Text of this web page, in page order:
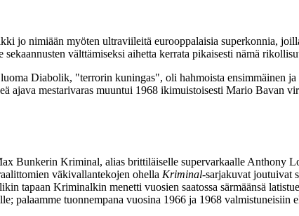
nimiään myöten ultraviileitä eurooppalaisia superkonnia,
välttämiseksi aihetta kerrata pikaisesti nämä
Diabolik, "terrorin kuningas", oli hahmoista ensimmäinen
ajava mestarivaras muuntui 1968 ikimuistoisesti Mario Bavan
Bunkerin Kriminal, alias brittiläiselle supervarkaalle Anthony
väkivallantekojen ohella Kriminal-sarjakuvat joutuivat
tapaan Kriminalkin menetti vuosien saatossa särmäänsä
palaamme tuonnempana vuosina 1966 ja 1968 valmistuneisiin